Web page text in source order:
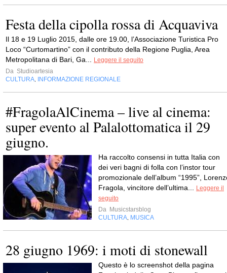
Festa della cipolla rossa di Acquaviva
Il 18 e 19 Luglio 2015, dalle ore 19.00, l’Associazione Turistica Pro
Loco “Curtomartino” con il contributo della Regione Puglia, Area
Metropolitana di Bari, Ga...
Leggere il seguito
Da Studioartesia
CULTURA
INFORMAZIONE REGIONALE
#FragolaAlCinema – live al cinema:
super evento al Palalottomatica il 29
giugno.
Ha raccolto consensi in tutta Italia con
dei veri bagni di folla con l’instor tour
promozionale dell’album “1995”,
Fragola, vincitore dell’ultima...
Leggere il
seguito
Da Musicstarsblog
CULTURA MUSICA
28 giugno 1969: i moti di stonewall
Questo è lo screenshot della pagina